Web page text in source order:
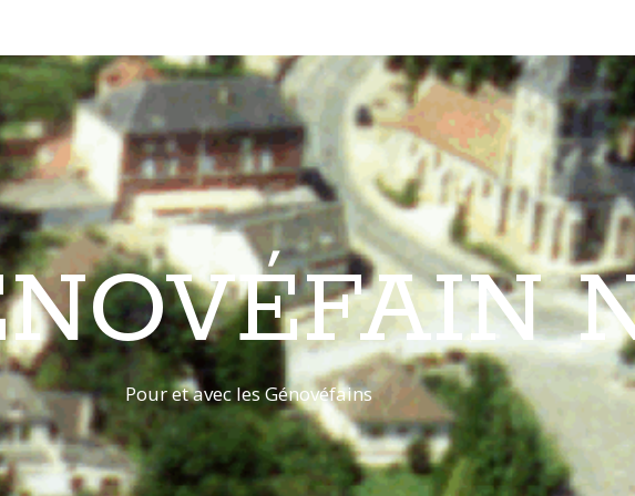
Pour et avec les Génovéfains